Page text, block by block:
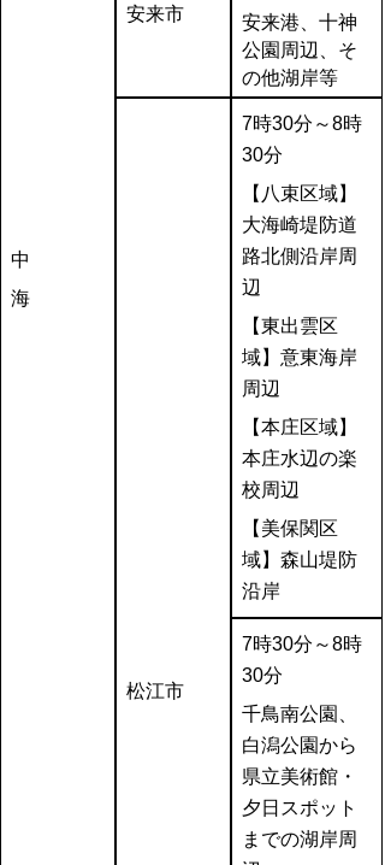
中
海
安来市
安来港、十神
公園周辺、そ
の他湖岸等
松江市
7時30分～8時
30分
【八束区域】
大海崎堤防道
路北側沿岸周
辺
【東出雲区
域】意東海岸
周辺
【本庄区域】
本庄水辺の楽
校周辺
【美保関区
域】森山堤防
沿岸
7時30分～8時
30分
千鳥南公園、
白潟公園から
県立美術館・
夕日スポット
までの湖岸周